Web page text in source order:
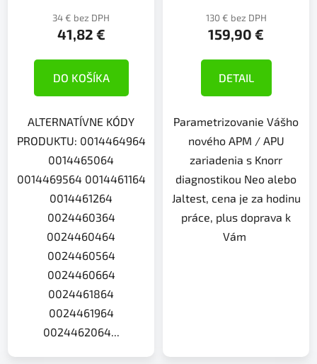
34 € bez DPH
41,82 €
DO KOŠÍKA
ALTERNATÍVNE KÓDY
PRODUKTU: 0014464964
0014465064
0014469564 0014461164
0014461264
0024460364
0024460464
0024460564
0024460664
0024461864
0024461964
0024462064...
130 € bez DPH
159,90 €
DETAIL
Parametrizovanie Vášho
nového APM / APU
zariadenia s Knorr
diagnostikou Neo alebo
Jaltest, cena je za hodinu
práce, plus doprava k
Vám